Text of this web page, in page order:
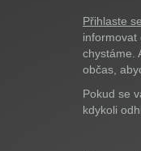
Přihlaste
informovat
chystáme.
občas,
Pokud se
kdykoli